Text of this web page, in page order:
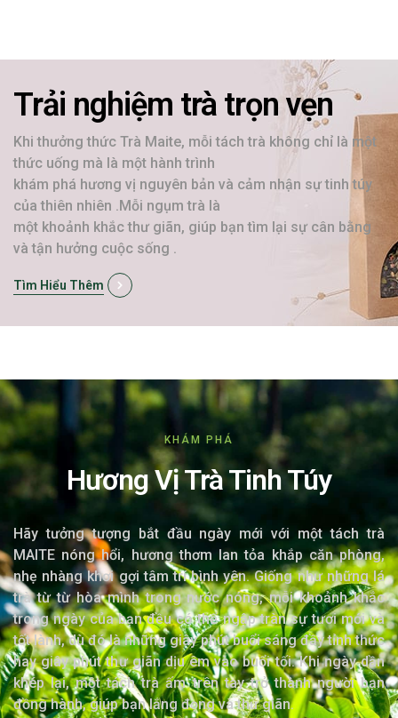
Trải nghiệm trà trọn vẹn
Khi thưởng thức Trà Maite, mỗi tách trà không chỉ là một
thức uống mà là một hành trình
khám phá hương vị nguyên bản và cảm nhận sự tinh túy
của thiên nhiên .Mỗi ngụm trà là
một khoảnh khắc thư giãn, giúp bạn tìm lại sự cân bằng
và tận hưởng cuộc sống .
Tìm Hiểu Thêm
KHÁM PHÁ
Hương Vị Trà Tinh Túy
Hãy tưởng tượng bắt đầu ngày mới với một tách trà
MAITE nóng hổi, hương thơm lan tỏa khắp căn phòng,
nhẹ nhàng khơi gợi tâm trí bình yên. Giống như những lá
trà từ từ hòa mình trong nước nóng, mỗi khoảnh khắc
trong ngày của bạn đều có thể ngập tràn sự tươi mới và
tốt lành, dù đó là những giây phút buổi sáng đầy tỉnh thức
hay giây phút thư giãn dịu êm vào buổi tối. Khi ngày dần
khép lại, một tách trà ấm trên tay trở thành người bạn
đồng hành, giúp bạn lắng đọng và thư giãn.